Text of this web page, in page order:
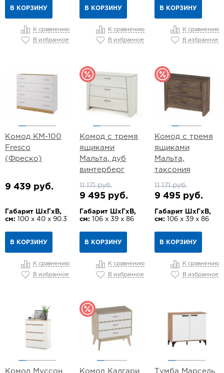
В КОРЗИНУ
К сравнению
В избранное
В КОРЗИНУ
К сравнению
В избранное
В КОРЗИНУ
К сравнению
В избранное
Комод КМ-100
Fresco
(Фреско)
9 439 руб.
Габарит ШхГхВ,
см: 100 х 40 х 90.3
В КОРЗИНУ
К сравнению
В избранное
Комод с тремя
ящиками
Мальта, дуб
винтерберг
11 171 руб.
9 495 руб.
Габарит ШхГхВ,
см:
106 х 39 х 86
В КОРЗИНУ
К сравнению
В избранное
Комод с тремя
ящиками
Мальта,
таксония
11 171 руб.
9 495 руб.
Габарит ШхГхВ,
см: 106 х 39 х 86
В КОРЗИНУ
К сравнению
В избранное
Комод Муссон Комод Калгари Тумба Марсель